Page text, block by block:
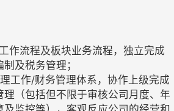
作流程及板块业务流程，独立完成
及税务管理；
工作/财务管理体系，协作上级完成
理（包括但不限于审核公司月度、年